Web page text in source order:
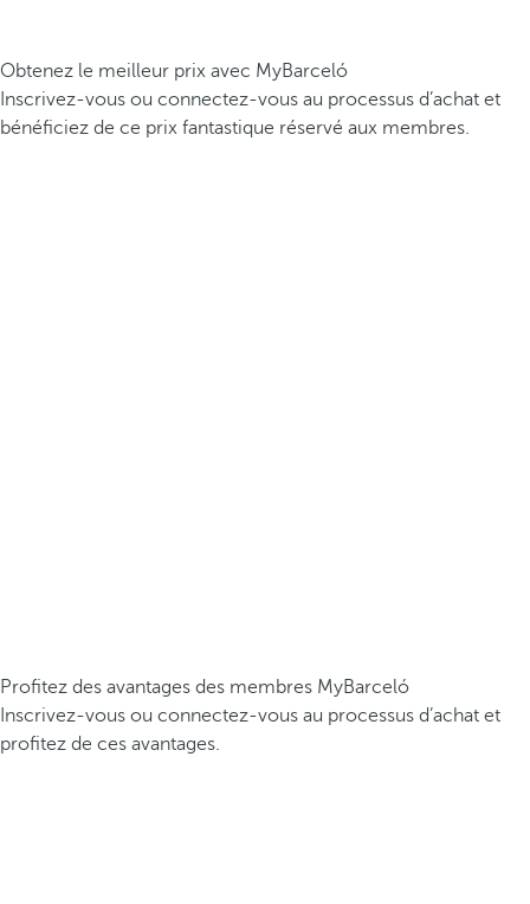
Obtenez le meilleur prix avec MyBarceló
Inscrivez-vous ou connectez-vous au processus d’achat et
bénéficiez de ce prix fantastique réservé aux membres.
Profitez des avantages des membres MyBarceló
Inscrivez-vous ou connectez-vous au processus d’achat et
profitez de ces avantages.